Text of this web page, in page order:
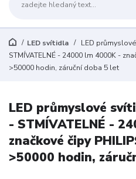
LED svítidla
LED
STMÍVATELNÉ - 24000 lm 4000K -
>50000 hodin, záruční doba 5 let
LED průmyslové
- STMÍVATELNÉ -
značkové čipy
>50000 hodin,